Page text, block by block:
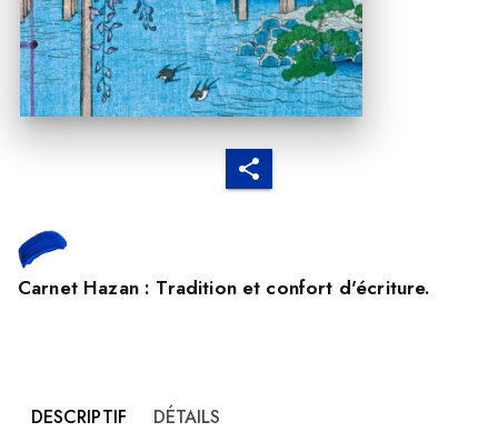
Carnet Hazan : Tradition et confort d'écriture.
DESCRIPTIF DÉTAILS